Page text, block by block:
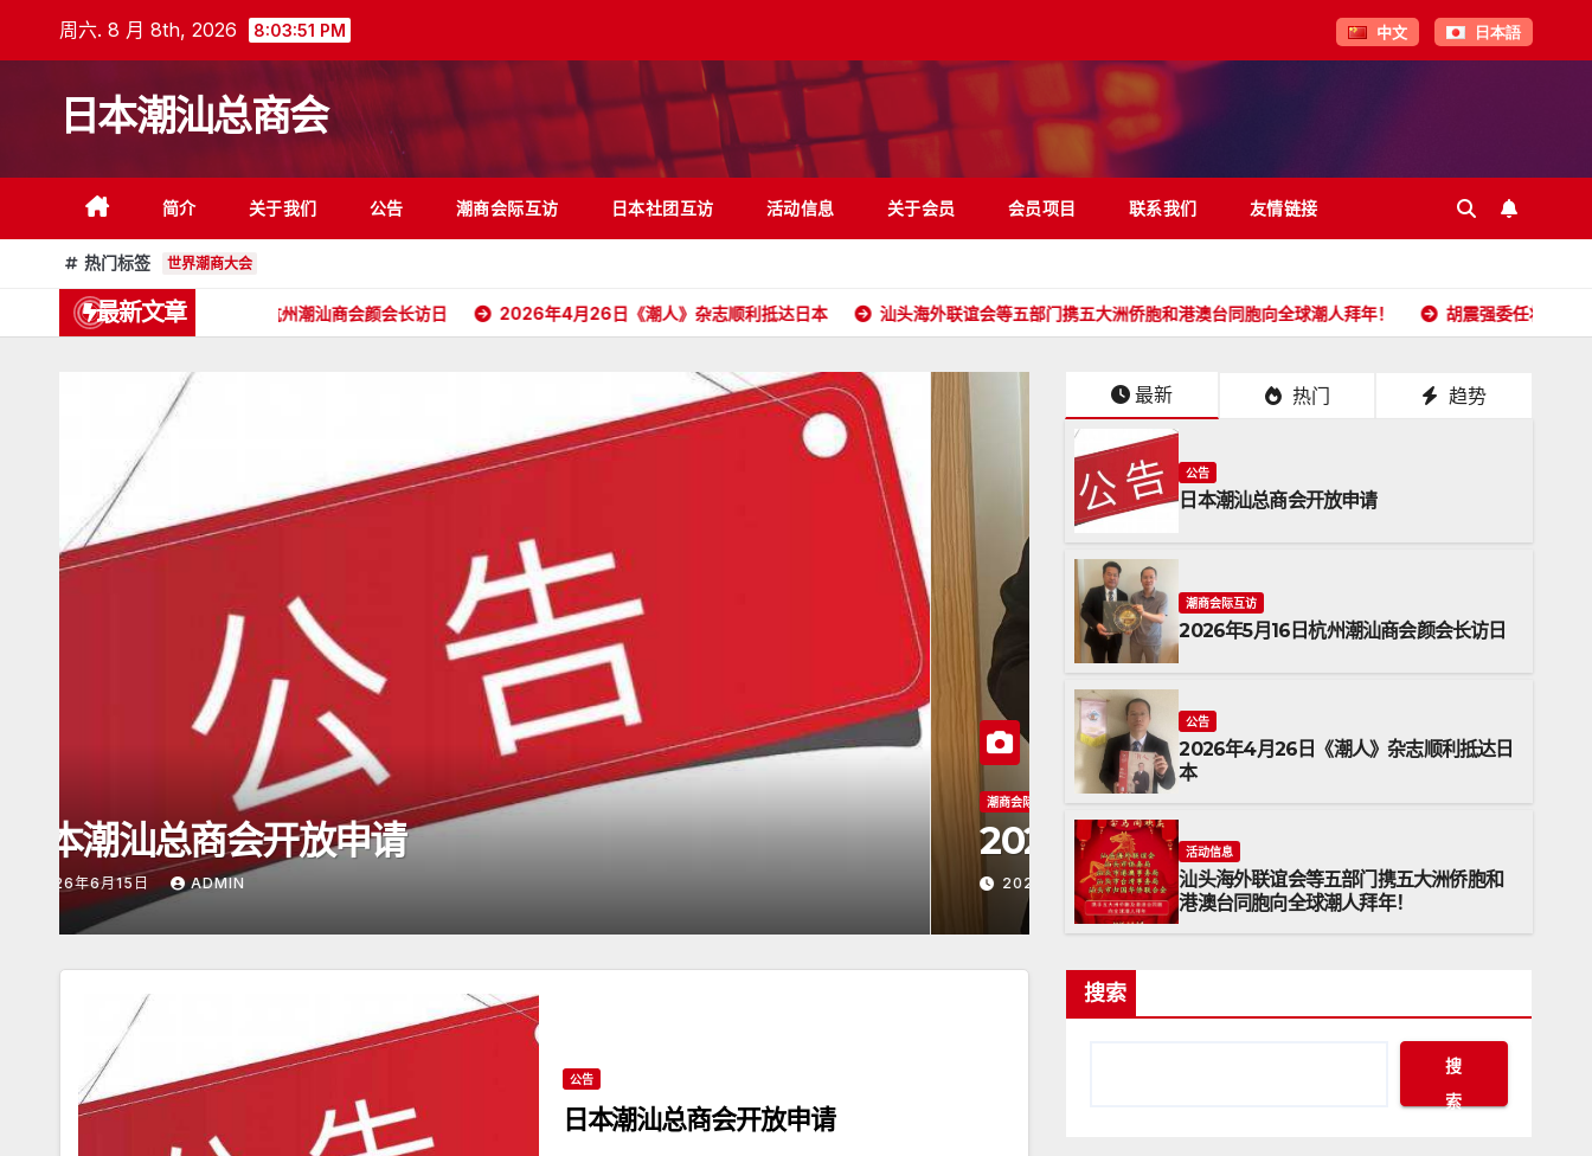
周六. 8 月 8th, 2026 8:03:53 PM 中文 日本語
日本潮汕总商会
简介 关于我们 公告 潮商会际互访 日本社团互访 活动信息 关于会员 会员项目 联系我们 友情链接
热门标签 世界潮商大会
最新文章
2026年5月16日杭州潮汕商会颜会长访日 2026年4月26日《潮人》杂志顺利抵达日本 汕头海外联谊会等五部门携五大洲侨胞和港澳台同胞向全球潮人拜年！ 胡震强委任状 日本潮
2026年5月16日杭州潮汕商会颜会长访日
2026年5月17日
2026年4月26日《潮人》杂志
2026年4月26日 ADMIN
最新 热门 趋势
公告
日本潮汕总商会开放申请
潮商会际互访
2026年5月16日杭州潮汕商会颜会长访日
公告
2026年4月26日《潮人》杂志顺利抵达日
本
活动信息
汕头海外联谊会等五部门携五大洲侨胞和
港澳台同胞向全球潮人拜年！
公告
日本潮汕总商会开放申请
搜索
搜
索